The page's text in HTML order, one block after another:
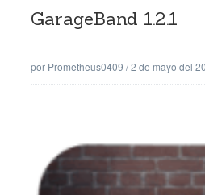
GarageBand 1.2.1
por Prometheus0409 /2 de mayo del